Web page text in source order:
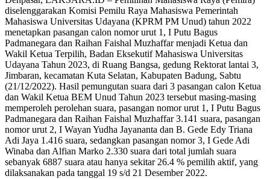
diselenggarakan Komisi Pemilu Raya Mahasiswa Pemerintah
Mahasiswa Universitas Udayana (KPRM PM Unud) tahun 2022
menetapkan pasangan calon nomor urut 1, I Putu Bagus
Padmanegara dan Raihan Faishal Muzhaffar menjadi Ketua dan
Wakil Ketua Terpilih, Badan Eksekutif Mahasiswa Universitas
Udayana Tahun 2023, di Ruang Bangsa, gedung Rektorat lantai 3,
Jimbaran, kecamatan Kuta Selatan, Kabupaten Badung, Sabtu
(21/12/2022). Hasil pemungutan suara dari 3 pasangan calon Ketua
dan Wakil Ketua BEM Unud Tahun 2023 tersebut masing-masing
memperoleh perolehan suara, pasangan nomor urut 1, I Putu Bagus
Padmanegara dan Raihan Faishal Muzhaffar 3.141 suara, pasangan
nomor urut 2, I Wayan Yudha Jayananta dan B. Gede Edy Triana
Adi Jaya 1.416 suara, sedangkan pasangan nomor 3, I Gede Adi
Winaba dan Alfian Marko 2.330 suara dari total jumlah suara
sebanyak 6887 suara atau hanya sekitar 26.4 % pemilih aktif, yang
dilaksanakan pada tanggal 19 s/d 21 Desember 2022.